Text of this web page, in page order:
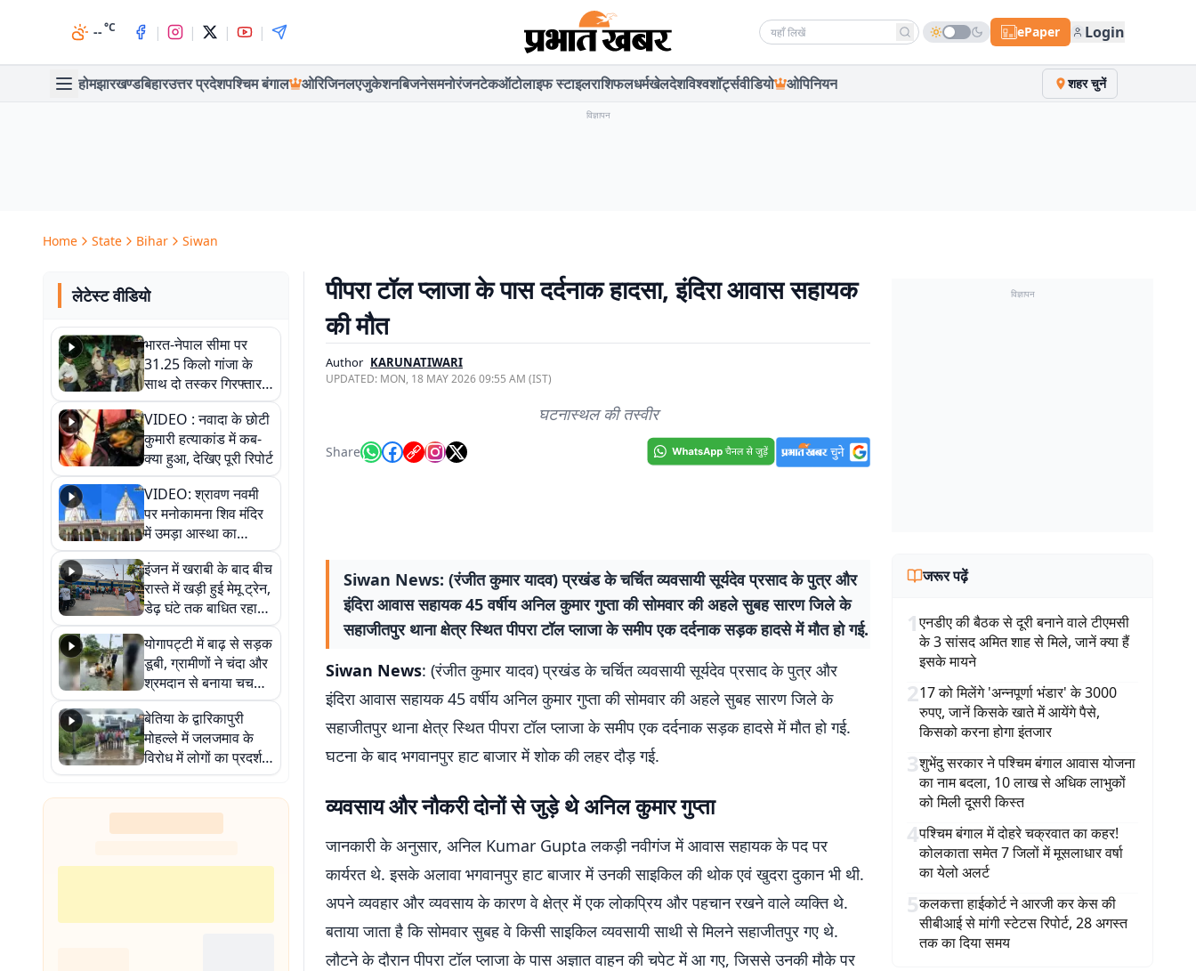
--°C | | | | Search news ePaper Login
होमझारखण्डबिहारउत्तर प्रदेशपश्चिम बंगाल ओरिजिनलएजुकेशनबिजनेसमनोरंजनटेकऑटोलाइफ स्टाइलराशिफलधर्मखेलदेशविश्वशॉर्ट्सवीडियो ओपिनियन शहर चुनें
विज्ञापन
Home State Bihar Siwan
लेटेस्ट वीडियो
भारत-नेपाल सीमा पर
31.25 किलो गांजा के
साथ दो तस्कर गिरफ्तार,
नेपाली नंबर की बाइक
जब्त
VIDEO : नवादा के छोटी
कुमारी हत्याकांड में कब-
क्या हुआ, देखिए पूरी रिपोर्ट
VIDEO: श्रावण नवमी
पर मनोकामना शिव मंदिर
में उमड़ा आस्था का
सैलाब, हर-हर महादेव के
जयघोष से गूंजा परिसर
इंजन में खराबी के बाद बीच
रास्ते में खड़ी हुई मेमू ट्रेन,
डेढ़ घंटे तक बाधित रहा
आवागमन
योगापट्टी में बाढ़ से सड़क
डूबी, ग्रामीणों ने चंदा और
श्रमदान से बनाया चचरी
पुल
बेतिया के द्वारिकापुरी
मोहल्ले में जलजमाव के
विरोध में लोगों का प्रदर्शन,
स्थायी समाधान की मांग
पीपरा टॉल प्लाजा के पास दर्दनाक हादसा, इंदिरा आवास सहायक
की मौत
Author KARUNATIWARI
UPDATED: MON, 18 MAY 2026 09:55 AM (IST)
घटनास्थल की तस्वीर
Share
Siwan News: (रंजीत कुमार यादव) प्रखंड के चर्चित व्यवसायी सूर्यदेव प्रसाद के पुत्र और
इंदिरा आवास सहायक 45 वर्षीय अनिल कुमार गुप्ता की सोमवार की अहले सुबह सारण जिले के
सहाजीतपुर थाना क्षेत्र स्थित पीपरा टॉल प्लाजा के समीप एक दर्दनाक सड़क हादसे में मौत हो गई.
Siwan News: (रंजीत कुमार यादव) प्रखंड के चर्चित व्यवसायी सूर्यदेव प्रसाद के पुत्र और
इंदिरा आवास सहायक 45 वर्षीय अनिल कुमार गुप्ता की सोमवार की अहले सुबह सारण जिले के
सहाजीतपुर थाना क्षेत्र स्थित पीपरा टॉल प्लाजा के समीप एक दर्दनाक सड़क हादसे में मौत हो गई.
घटना के बाद भगवानपुर हाट बाजार में शोक की लहर दौड़ गई.
व्यवसाय और नौकरी दोनों से जुड़े थे अनिल कुमार गुप्ता
जानकारी के अनुसार, अनिल Kumar Gupta लकड़ी नवीगंज में आवास सहायक के पद पर
कार्यरत थे. इसके अलावा भगवानपुर हाट बाजार में उनकी साइकिल की थोक एवं खुदरा दुकान भी थी.
अपने व्यवहार और व्यवसाय के कारण वे क्षेत्र में एक लोकप्रिय और पहचान रखने वाले व्यक्ति थे.
बताया जाता है कि सोमवार सुबह वे किसी साइकिल व्यवसायी साथी से मिलने सहाजीतपुर गए थे.
लौटने के दौरान पीपरा टॉल प्लाजा के पास अज्ञात वाहन की चपेट में आ गए, जिससे उनकी मौके पर
विज्ञापन
जरूर पढ़ें
1एनडीए की बैठक से दूरी बनाने वाले टीएमसी
के 3 सांसद अमित शाह से मिले, जानें क्या हैं
इसके मायने
217 को मिलेंगे 'अन्नपूर्णा भंडार' के 3000
रुपए, जानें किसके खाते में आयेंगे पैसे,
किसको करना होगा इंतजार
3शुभेंदु सरकार ने पश्चिम बंगाल आवास योजना
का नाम बदला, 10 लाख से अधिक लाभुकों
को मिली दूसरी किस्त
4पश्चिम बंगाल में दोहरे चक्रवात का कहर!
कोलकाता समेत 7 जिलों में मूसलाधार वर्षा
का येलो अलर्ट
5कलकत्ता हाईकोर्ट ने आरजी कर केस की
सीबीआई से मांगी स्टेटस रिपोर्ट, 28 अगस्त
तक का दिया समय